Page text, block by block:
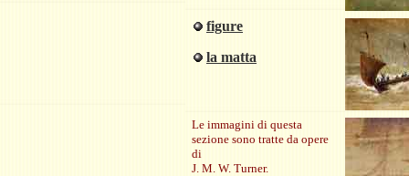
figure
la matta
Le immagini di questa
sezione sono tratte da opere
di
J. M. W. Turner.